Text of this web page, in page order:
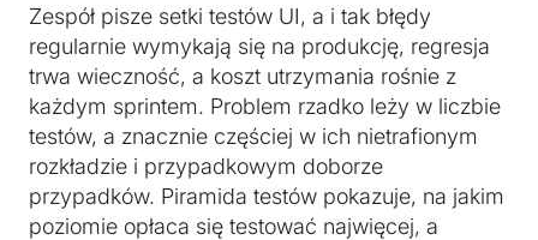
Zespół pisze setki testów UI, a i tak błędy
regularnie wymykają się na produkcję, regresja
trwa wieczność, a koszt utrzymania rośnie z
każdym sprintem. Problem rzadko leży w liczbie
testów, a znacznie częściej w ich nietrafionym
rozkładzie i przypadkowym doborze
przypadków. Piramida testów pokazuje, na jakim
poziomie opłaca się testować najwięcej, a